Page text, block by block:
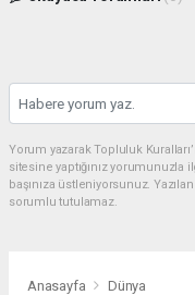
Yorum yazarak Topluluk
sitesine yaptığınız
başınıza üstleniyorsunuz.
sorumlu tutulamaz.
Anasayfa Dünya